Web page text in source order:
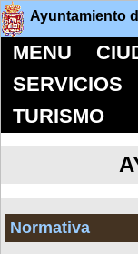
Ayuntamiento
MENU
SERVICIOS
TURISMO
Normativa